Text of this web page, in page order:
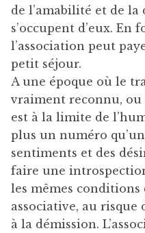
de l’amabilité et de
s’occupent d’eux. En
l’association peut
petit séjour.
A une époque où le
vraiment reconnu,
est à la limite de
plus un numéro
sentiments et des
faire une
les mêmes conditions
associative, au risque
à la démission.